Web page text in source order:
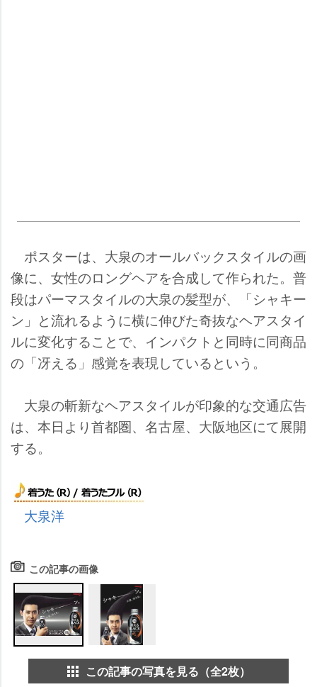
ポスターは、大泉のオールバックスタイルの画
像に、女性のロングヘアを合成して作られた。普
段はパーマスタイルの大泉の髪型が、「シャキー
ン」と流れるように横に伸びた奇抜なヘアスタイ
ルに変化することで、インパクトと同時に同商品
の「冴える」感覚を表現しているという。
大泉の斬新なヘアスタイルが印象的な交通広告
は、本日より首都圏、名古屋、大阪地区にて展開
する。
大泉洋
この記事の画像
この記事の写真を見る（全2枚）